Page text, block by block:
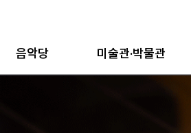
음악당 미술관·박물관